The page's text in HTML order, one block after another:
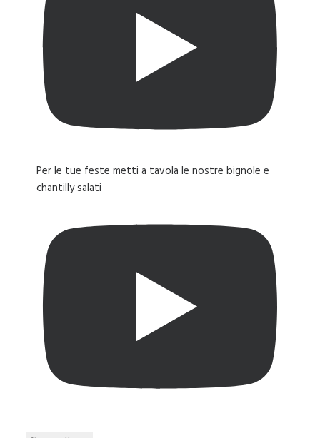
Per le tue feste metti a tavola le nostre bignole e
chantilly salati